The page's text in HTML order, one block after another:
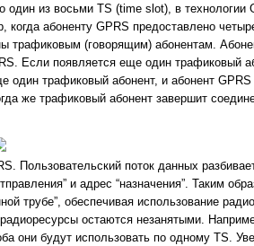
из восьми TS (time slot), в технологии
абоненту GPRS предоставлено
(говорящим) абонентам.
Если появляется еще один трафиковый
один трафиковый абонент, и абонент
же трафиковый абонент завершит
Пользовательский поток данных
и адрес “назначения”. Таким
трубе”, обеспечивая использование
остаются незанятыми.
они будут использовать по одному TS.